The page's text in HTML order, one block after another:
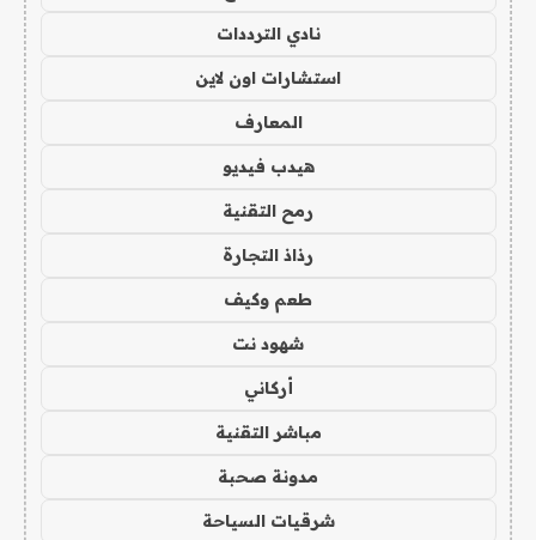
نادي الترددات
استشارات اون لاين
المعارف
هيدب فيديو
رمح التقنية
رذاذ التجارة
طعم وكيف
شهود نت
أركاني
مباشر التقنية
مدونة صحبة
شرقيات السياحة